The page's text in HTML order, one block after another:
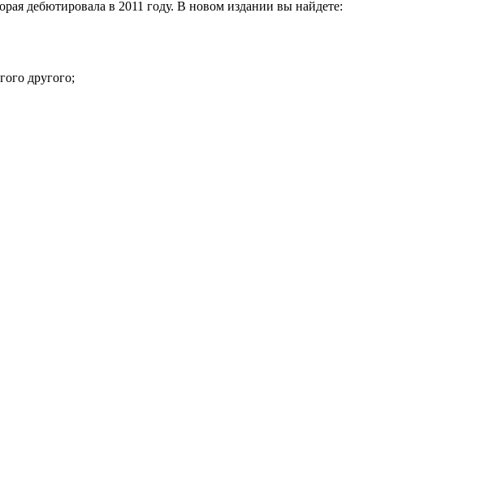
дебютировала в 2011 году. В новом издании вы найдете:
другого;